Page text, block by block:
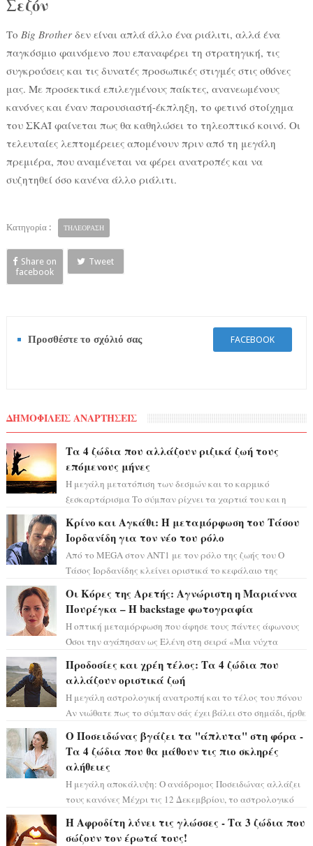
Σεζόν
Το Big Brotherδεν είναι απλά άλλο ένα ριάλιτι, αλλά ένα
παγκόσμιο φαινόμενο που επαναφέρει τη στρατηγική, τις
συγκρούσεις και τις δυνατές προσωπικές στιγμές στις οθόνες
μας. Με προσεκτικά επιλεγμένους παίκτες, ανανεωμένους
κανόνες και έναν παρουσιαστή-έκπληξη, το φετινό στοίχημα
του ΣΚΑΪ φαίνεται πως θα καθηλώσει το τηλεοπτικό κοινό. Οι
τελευταίες λεπτομέρειες απομένουν πριν από τη μεγάλη
πρεμιέρα, που αναμένεται να φέρει ανατροπές και να
συζητηθεί όσο κανένα άλλο ριάλιτι.
Κατηγορία : ΤΗΛΕΟΡΑΣΗ
Share on
facebook
Tweet
Προσθέστε το σχόλιό σας FACEBOOK
ΔΗΜΟΦΙΛΕΙΣ ΑΝΑΡΤΗΣΕΙΣ
Τα 4 ζώδια που αλλάζουν ριζικά ζωή τους
επόμενους μήνες
Η μεγάλη μετατόπιση των δεσμών και το καρμικό
ξεσκαρτάρισμα Το σύμπαν ρίχνει τα χαρτιά του και η
Κρίνο και Αγκάθι: Η μεταμόρφωση του Τάσου
Ιορδανίδη για τον νέο του ρόλο
Από το MEGA στον ΑΝΤ1 με τον ρόλο της ζωής του Ο
Τάσος Ιορδανίδης κλείνει οριστικά το κεφάλαιο της
Οι Κόρες της Αρετής: Αγνώριστη η Μαριάννα
Πουρέγκα – H backstage φωτογραφία
Η οπτική μεταμόρφωση που άφησε τους πάντες άφωνους
Όσοι την αγάπησαν ως Ελένη στη σειρά «Μια νύχτα
Προδοσίες και χρέη τέλος: Τα 4 ζώδια που
αλλάζουν οριστικά ζωή
Η μεγάλη αστρολογική ανατροπή και το τέλος του πόνου
Αν νιώθατε πως το σύμπαν σάς έχει βάλει στο σημάδι, ήρθε
Ο Ποσειδώνας βγάζει τα "άπλυτα" στη φόρα -
Τα 4 ζώδια που θα μάθουν τις πιο σκληρές
αλήθειες
Η μεγάλη αποκάλυψη: Ο ανάδρομος Ποσειδώνας αλλάζει
τους κανόνες Μέχρι τις 12 Δεκεμβρίου, το αστρολογικό
Η Αφροδίτη λύνει τις γλώσσες - Τα 3 ζώδια που
σώζουν τον έρωτά τους!